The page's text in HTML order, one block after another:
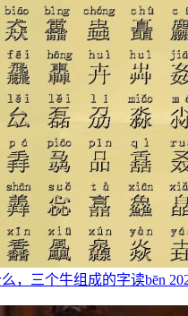
，三个牛组成的字读bēn